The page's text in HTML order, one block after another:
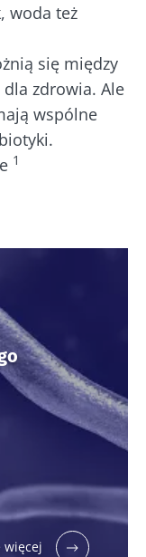
woda też
się między
zdrowia. Ale
wspólne
1
więcej